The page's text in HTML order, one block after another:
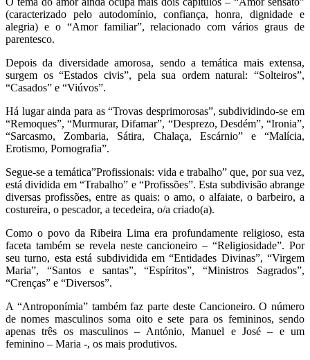
(caracterizado pelo autodomínio, confiança, honra, dignidade e
alegria) e o “Amor familiar”, relacionado com vários graus de
parentesco.
Depois da diversidade amorosa, sendo a temática mais extensa,
surgem os “Estados civis”, pela sua ordem natural: “Solteiros”,
“Casados” e “Viúvos”.
Há lugar ainda para as “Trovas desprimorosas”, subdividindo-se em
“Remoques”, “Murmurar, Difamar”, “Desprezo, Desdém”, “Ironia”,
“Sarcasmo, Zombaria, Sátira, Chalaça, Escárnio” e “Malícia,
Erotismo, Pornografia”.
Segue-se a temática”Profissionais: vida e trabalho” que, por sua vez,
está dividida em “Trabalho” e “Profissões”. Esta subdivisão abrange
diversas profissões, entre as quais: o amo, o alfaiate, o barbeiro, a
costureira, o pescador, a tecedeira, o/a criado(a).
Como o povo da Ribeira Lima era profundamente religioso, esta
faceta também se revela neste cancioneiro – “Religiosidade”. Por
seu turno, esta está subdividida em “Entidades Divinas”, “Virgem
Maria”, “Santos e santas”, “Espíritos”, “Ministros Sagrados”,
“Crenças” e “Diversos”.
A “Antroponímia” também faz parte deste Cancioneiro. O número
de nomes masculinos soma oito e sete para os femininos, sendo
apenas três os masculinos – António, Manuel e José – e um
feminino – Maria -, os mais produtivos.